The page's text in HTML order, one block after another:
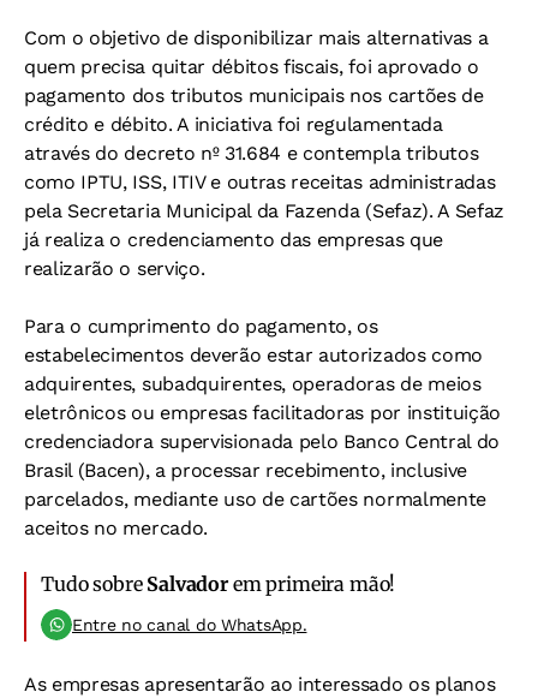
Com o objetivo de disponibilizar mais alternativas a
quem precisa quitar débitos fiscais, foi aprovado o
pagamento dos tributos municipais nos cartões de
crédito e débito. A iniciativa foi regulamentada
através do decreto nº 31.684 e contempla tributos
como IPTU, ISS, ITIV e outras receitas administradas
pela Secretaria Municipal da Fazenda (Sefaz). A Sefaz
já realiza o credenciamento das empresas que
realizarão o serviço.
Para o cumprimento do pagamento, os
estabelecimentos deverão estar autorizados como
adquirentes, subadquirentes, operadoras de meios
eletrônicos ou empresas facilitadoras por instituição
credenciadora supervisionada pelo Banco Central do
Brasil (Bacen), a processar recebimento, inclusive
parcelados, mediante uso de cartões normalmente
aceitos no mercado.
Tudo sobre Salvadorem primeira mão!
Entre no canal do WhatsApp.
As empresas apresentarão ao interessado os planos